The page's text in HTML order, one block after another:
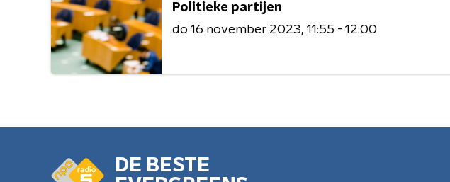
Politieke partijen
do 16 november 2023 11:55 - 12:00
DE BESTE